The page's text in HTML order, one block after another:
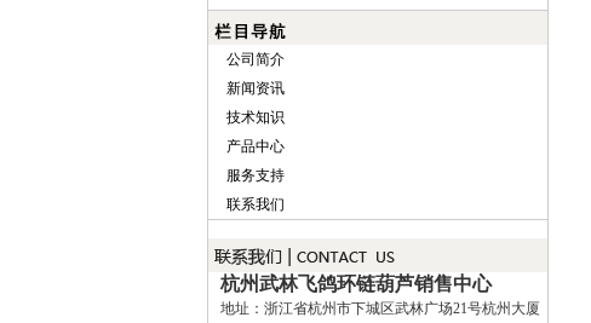
公司简介
新闻资讯
技术知识
产品中心
服务支持
联系我们
杭州武林飞鸽环链葫芦销售中心
地址：浙江省杭州市下城区武林广场21号杭州大厦